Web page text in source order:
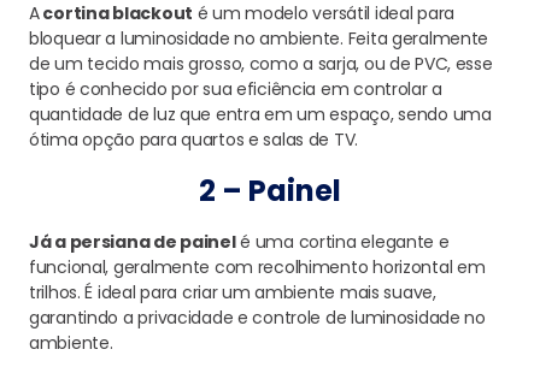
Acortina blackout é um modelo versátil ideal para
bloquear a luminosidade no ambiente. Feita geralmente
de um tecido mais grosso, como a sarja, ou de PVC, esse
tipo é conhecido por sua eficiência em controlar a
quantidade de luz que entra em um espaço, sendo uma
ótima opção para quartos e salas de TV.
2 – Painel
Já a persiana de painelé uma cortina elegante e
funcional, geralmente com recolhimento horizontal em
trilhos. É ideal para criar um ambiente mais suave,
garantindo a privacidade e controle de luminosidade no
ambiente.